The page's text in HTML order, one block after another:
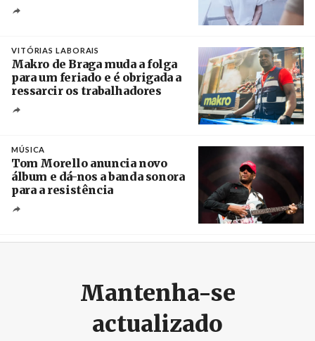
VITÓRIAS LABORAIS
Makro de Braga muda a folga
para um feriado e é obrigada a
ressarcir os trabalhadores
MÚSICA
Tom Morello anuncia novo
álbum e dá-nos a banda sonora
para a resistência
Mantenha-se
actualizado